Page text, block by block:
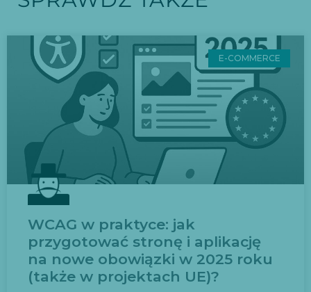
E-COMMERCE
WCAG w praktyce: jak
przygotować stronę i aplikację
na nowe obowiązki w 2025 roku
(także w projektach UE)?